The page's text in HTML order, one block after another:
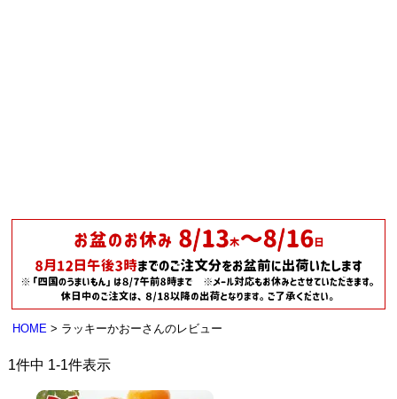
HOME ラッキーかおーさんのレビュー
1件中 1-1件表示